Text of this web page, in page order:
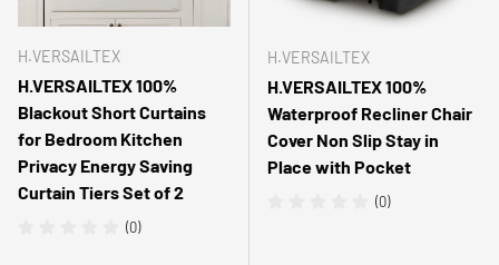
H.VERSAILTEX
H.VERSAILTEX 100%
Blackout Short Curtains
for Bedroom Kitchen
Privacy Energy Saving
Curtain Tiers Set of 2
(0)
H.VERSAILTEX
H.VERSAILTEX 100%
Waterproof Recliner Chair
Cover Non Slip Stay in
Place with Pocket
(0)